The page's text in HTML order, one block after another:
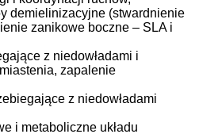
demielinizacyjne (stwardnienie
zanikowe boczne – SLA i
z niedowładami i
zapalenie
z niedowładami
i metaboliczne układu